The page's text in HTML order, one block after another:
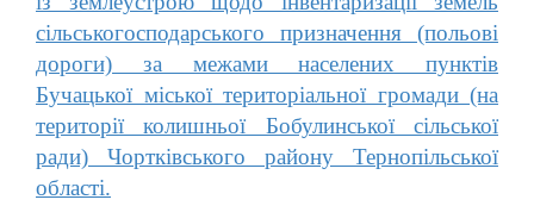
сільськогосподарського призначення (польові
дороги) за межами населених пунктів
Бучацької міської територіальної громади (на
території колишньої Бобулинської сільської
ради) Чортківського району Тернопільської
області.